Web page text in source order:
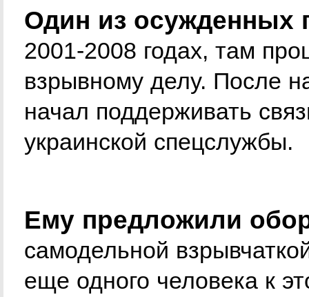
Один из осужденных
2001-2008 годах, там
взрывному делу. После
начал поддерживать
украинской спецслужбы.
Ему предложили
самодельной
еще одного человека к